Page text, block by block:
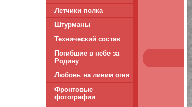
Летчики полка
Штурманы
Технический состав
Погибшие в небе за
Родину
Любовь на линии огня
Фронтовые
фотографии